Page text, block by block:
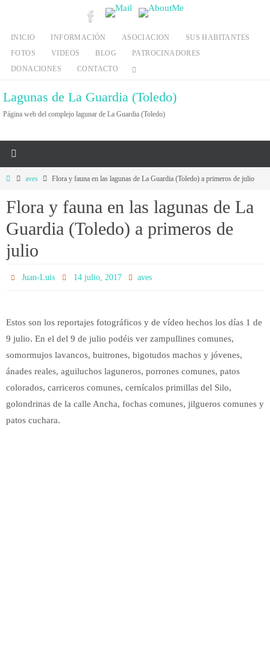
contenido
INICIO INFORMACIÓN ASOCIACION
SUS HABITANTES
FOTOS
VIDEOS BLOG
PATROCINADORES
DONACIONES
CONTACTO
Lagunas de La Guardia (Toledo)
Página web del complejo lagunar de La Guardia (Toledo)
Inicioaves Flora y fauna en las lagunas de La Guardia (Toledo) a primeros de julio
Flora y fauna en las lagunas de La
Guardia (Toledo) a primeros de
julio
Juan-Luis 14 julio, 2017 aves
Estos son los reportajes fotográficos y de vídeo hechos los días 1 de
9 julio. En el del 9 de julio podéis ver zampullines comunes,
somormujos lavancos, buitrones, bigotudos machos y jóvenes,
ánades reales, aguiluchos laguneros, porrones comunes, patos
colorados, carriceros comunes, cernícalos primillas del Silo,
golondrinas de la calle Ancha, fochas comunes, jilgueros comunes y
patos cuchara.